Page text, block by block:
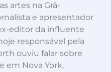
artes na Grã-
e apresentador
editor da influente
responsável pela
ouviu falar sobre
em Nova York,